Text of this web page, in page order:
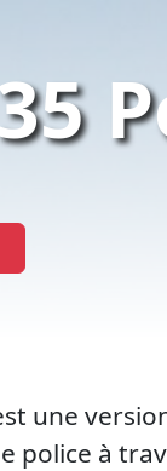
une
police à